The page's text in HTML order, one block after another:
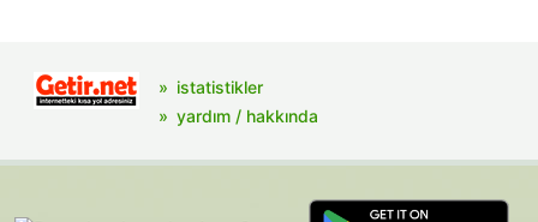
istatistikler
yardım / hakkında